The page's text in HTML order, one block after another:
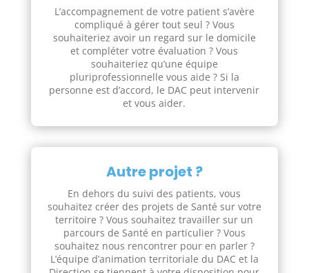
L’accompagnement de votre patient s’avère
compliqué à gérer tout seul ? Vous
souhaiteriez avoir un regard sur le domicile
et compléter votre évaluation ? Vous
souhaiteriez qu’une équipe
pluriprofessionnelle vous aide ? Si la
personne est d’accord, le DAC peut intervenir
et vous aider.
Autre projet ?
En dehors du suivi des patients, vous
souhaitez créer des projets de Santé sur votre
territoire ? Vous souhaitez travailler sur un
parcours de Santé en particulier ? Vous
souhaitez nous rencontrer pour en parler ?
L’équipe d’animation territoriale du DAC et la